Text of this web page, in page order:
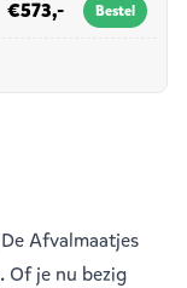
€573,- Bestel
Afvalmaatjes
Of je nu bezig